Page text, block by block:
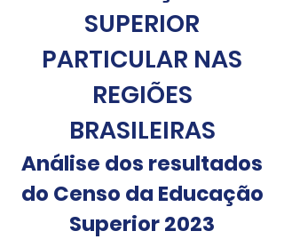
SUPERIOR
PARTICULAR NAS
REGIÕES
BRASILEIRAS
Análise dos resultados
do Censo da Educação
Superior 2023